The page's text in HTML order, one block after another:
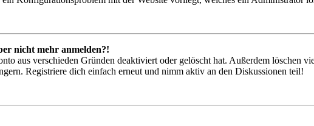
nicht mehr anmelden?!
aus verschieden Gründen deaktiviert oder gelöscht hat. Außerdem löschen
Registriere dich einfach erneut und nimm aktiv an den Diskussionen teil!